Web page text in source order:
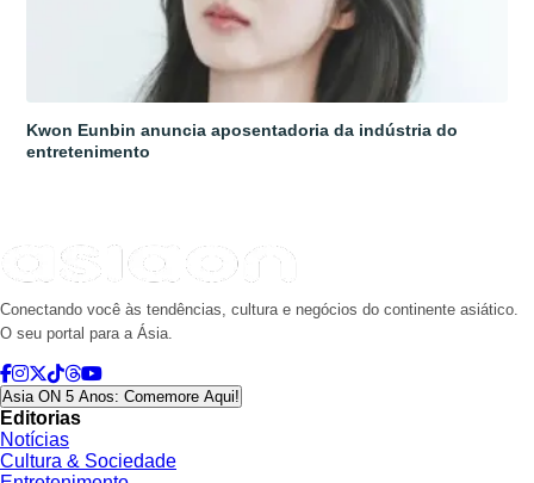
Kwon Eunbin anuncia aposentadoria da indústria do
entretenimento
Conectando você às tendências, cultura e negócios do continente asiático.
O seu portal para a Ásia.
Asia ON 5 Anos: Comemore Aqui!
Editorias
Notícias
Cultura & Sociedade